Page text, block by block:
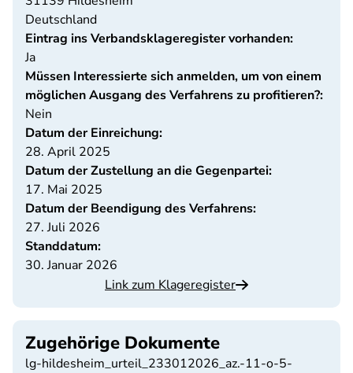
Deutschland
Eintrag ins Verbandsklageregister vorhanden:
Ja
Müssen Interessierte sich anmelden, um von einem
möglichen Ausgang des Verfahrens zu profitieren?:
Nein
Datum der Einreichung:
28. April 2025
Datum der Zustellung an die Gegenpartei:
17. Mai 2025
Datum der Beendigung des Verfahrens:
27. Juli 2026
Standdatum:
30. Januar 2026
Link zum Klageregister
Zugehörige Dokumente
lg-hildesheim_urteil_233012026_az.-11-o-5-